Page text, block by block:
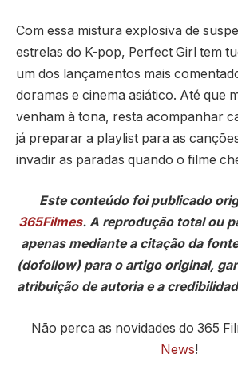
Com essa mistura explosiva de
estrelas do K-pop, Perfect Girl tem
um dos lançamentos mais
doramas e cinema asiático. Até que
venham à tona, resta acompanhar
já preparar a playlist para as
invadir as paradas quando o filme
Este conteúdo foi publicado
365Filmes. A reprodução total ou
apenas mediante a citação da
(dofollow) para o artigo original,
atribuição de autoria e a
Não perca as novidades do 365
News!